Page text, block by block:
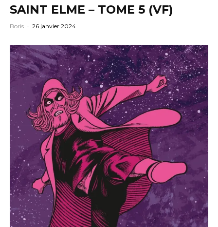
SAINT ELME – TOME 5 (VF)
Boris · 26 janvier 2024